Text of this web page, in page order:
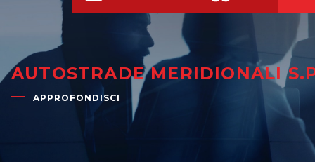
AZIENDA
Management
Bilanci e relazioni intermedie
Modello Organizzativo
AUTOSTRADE MERIDIONALI
APPROFONDISCI